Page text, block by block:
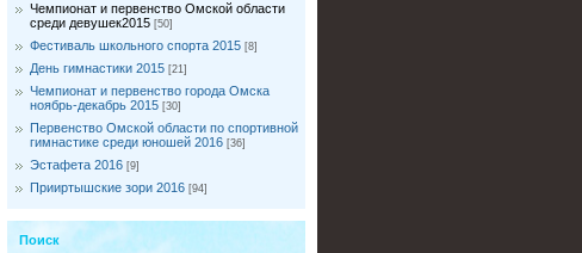
Чемпионат и первенство Омской области
среди девушек2015 [50]
Фестиваль школьного спорта 2015 [8]
День гимнастики 2015 [21]
Чемпионат и первенство города Омска
ноябрь-декабрь 2015 [30]
Первенство Омской области по спортивной
гимнастике среди юношей 2016 [36]
Эстафета 2016 [9]
Прииртышские зори 2016 [94]
Поиск